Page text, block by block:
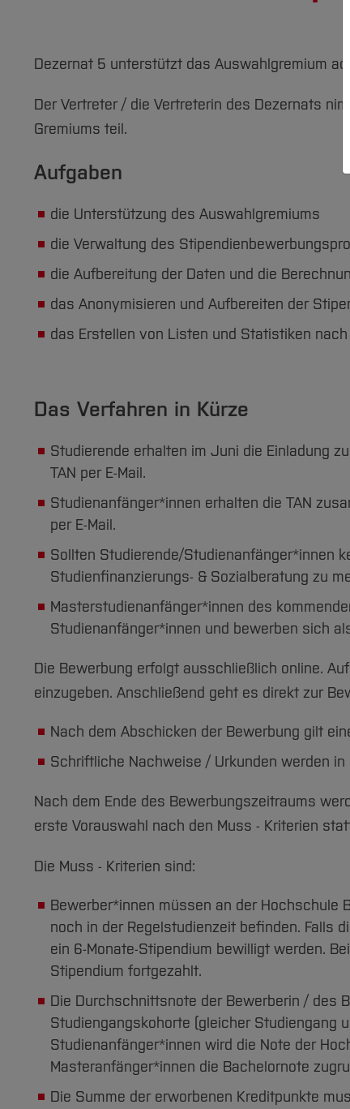
Dezernat 5 unterstützt das Auswahlgremium
Der Vertreter / die Vertreterin des Dezernats
Gremiums teil.
Aufgaben
die Unterstützung des Auswahlgremiums
die Verwaltung des
die Aufbereitung der Daten und die
das Anonymisieren und Aufbereiten der
das Erstellen von Listen und Statistiken
Das Verfahren in Kürze
Studierende erhalten im Juni die Einladung
TAN per E-Mail.
Studienanfänger*innen erhalten die TAN
per E-Mail.
Sollten Studierende/Studienanfänger*innen
Studienfinanzierungs- & Sozialberatung zu
Masterstudienanfänger*innen des
Studienanfänger*innen und bewerben sich
Die Bewerbung erfolgt ausschließlich online.
einzugeben. Anschließend geht es direkt zur
Nach dem Abschicken der Bewerbung gilt
Schriftliche Nachweise / Urkunden werden
Nach dem Ende des Bewerbungszeitraums
erste Vorauswahl nach den Muss - Kriterien
Die Muss - Kriterien sind:
Bewerber*innen müssen an der Hochschule
noch in der Regelstudienzeit befinden. Falls
ein 6-Monate-Stipendium bewilligt werden.
Stipendium fortgezahlt.
Die Durchschnittsnote der Bewerberin / des
Studiengangskohorte (gleicher Studiengang
Studienanfänger*innen wird die Note der
Masteranfänger*innen die Bachelornote
Die Summe der erworbenen Kreditpunkte